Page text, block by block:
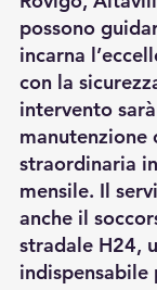
possono
incarna
con la
intervento
manutenzione
straordinaria
mensile. Il
anche il
stradale H24,
indispensabile